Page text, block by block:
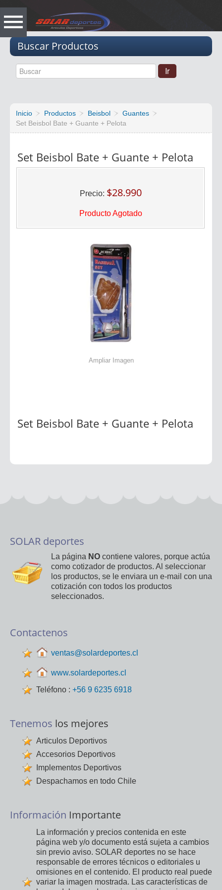
Buscar Productos
Inicio Productos Beisbol
Guantes
Set Beisbol Bate + Guante + Pelota
Set Beisbol Bate + Guante + Pelota
Precio: $28.990
Producto Agotado
Ampliar Imagen
Set Beisbol Bate + Guante + Pelota
SOLAR deportes
La página NO contiene valores, porque actúa
como cotizador de productos. Al seleccionar
los productos, se le enviara un e-mail con una
cotización con todos los productos
seleccionados.
Contactenos
ventas@solardeportes.cl
www.solardeportes.cl
Teléfono : +56 9 6235 6918
Tenemos los mejores
Articulos Deportivos
Accesorios Deportivos
Implementos Deportivos
Despachamos en todo Chile
Información Importante
La información y precios contenida en este
página web y/o documento está sujeta a cambios
sin previo aviso. SOLAR deportes no se hace
responsable de errores técnicos o editoriales u
omisiones en el contenido. El producto real puede
variar la imagen mostrada. Las características de